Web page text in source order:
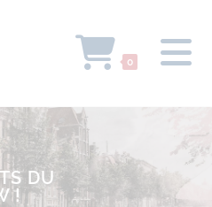
0
DU
!